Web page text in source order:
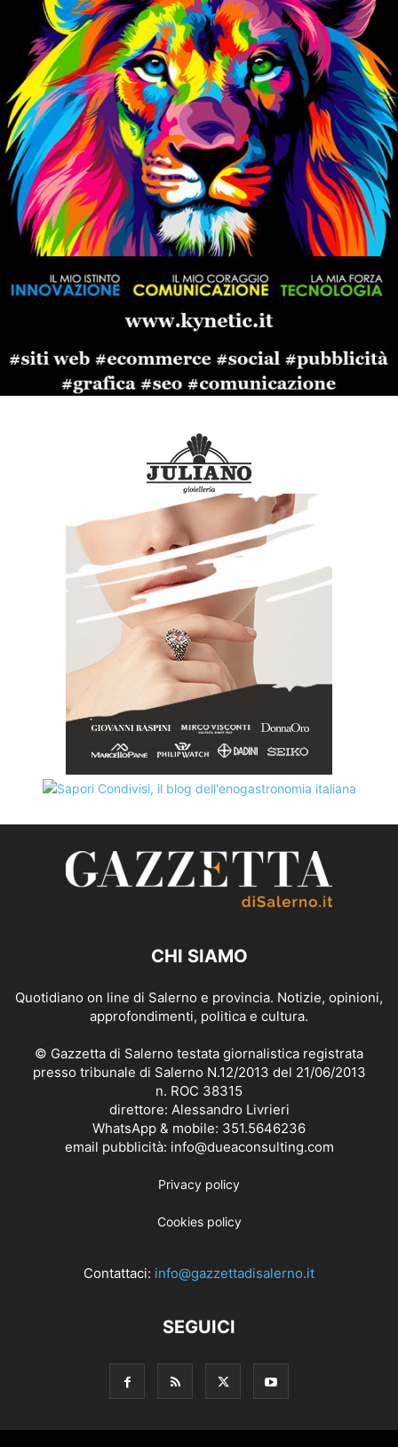
CHI SIAMO
Quotidiano on line di Salerno e provincia. Notizie, opinioni,
approfondimenti, politica e cultura.
© Gazzetta di Salerno testata giornalistica registrata
presso tribunale di Salerno N.12/2013 del 21/06/2013
n. ROC 38315
direttore: Alessandro Livrieri
WhatsApp & mobile: 351.5646236
email pubblicità: info@dueaconsulting.com
Privacy policy
Cookies policy
Contattaci: info@gazzettadisalerno.it
SEGUICI